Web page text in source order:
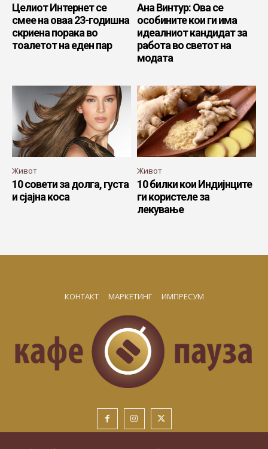
Целиот Интернет се
смее на оваа 23-годишна
скриена порака во
тоалетот на еден пар
Ана Винтур: Ова се
особините кои ги има
идеалниот кандидат за
работа во светот на
модата
Живот
10 совети за долга, густа
и сјајна коса
Живот
10 билки кои Индијнците
ги користеле за
лекување
КОНТАКТ МАРКЕТИНГ ИМПРЕСУМ